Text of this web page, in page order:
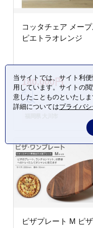
コッタチェア メー
ピエトラオレンジ
180,000円
ピザプレート M ピザ
当サイトでは、サイト利
用しています。サイトの
意したことものといたしま
詳細についてはプライバ